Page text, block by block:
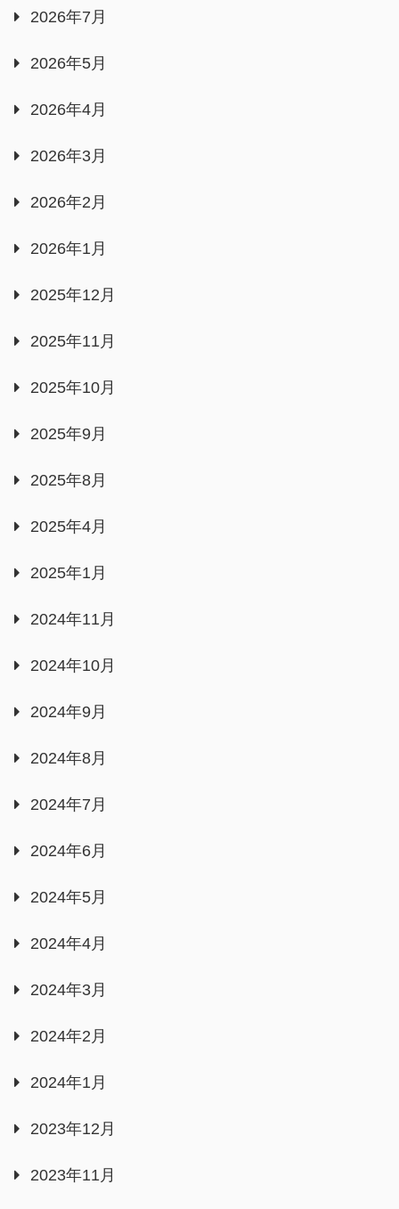
2026年7月
2026年5月
2026年4月
2026年3月
2026年2月
2026年1月
2025年12月
2025年11月
2025年10月
2025年9月
2025年8月
2025年4月
2025年1月
2024年11月
2024年10月
2024年9月
2024年8月
2024年7月
2024年6月
2024年5月
2024年4月
2024年3月
2024年2月
2024年1月
2023年12月
2023年11月